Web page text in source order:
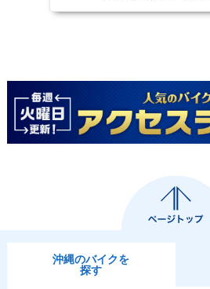
沖縄のバイクを
探す